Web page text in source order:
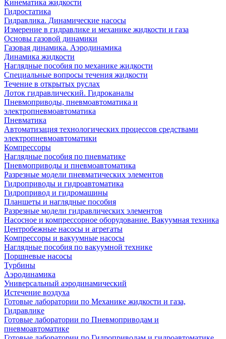
Кинематика жидкости
Гидростатика
Гидравлика. Динамические насосы
Измерение в гидравлике и механике жидкости и газа
Основы газовой динамики
Газовая динамика. Аэродинамика
Динамика жидкости
Наглядные пособия по механике жидкости
Специальные вопросы течения жидкости
Течение в открытых руслах
Лоток гидравлический. Гидроканалы
Пневмоприводы, пневмоавтоматика и
электропневмоавтоматика
Пневматика
Автоматизация технологических процессов средствами
электропневмоавтоматики
Компрессоры
Наглядные пособия по пневматике
Пневмоприводы и пневмоавтоматика
Разрезные модели пневматических элементов
Гидроприводы и гидроавтоматика
Гидропривод и гидромашины
Планшеты и наглядные пособия
Разрезные модели гидравлических элементов
Насосное и компрессорное оборудование. Вакуумная техника
Центробежные насосы и агрегаты
Компрессоры и вакуумные насосы
Наглядные пособия по вакуумной технике
Поршневые насосы
Турбины
Аэродинамика
Универсальный аэродинамический
Истечение воздуха
Готовые лаборатории по Механике жидкости и газа,
Гидравлике
Готовые лаборатории по Пневмоприводам и
пневмоавтоматике